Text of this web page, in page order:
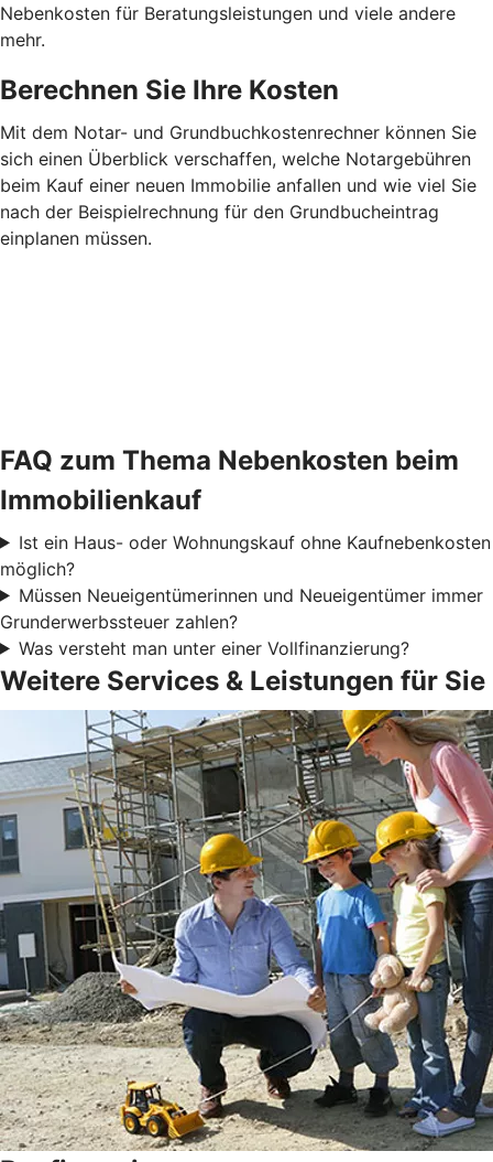
Nebenkosten für Beratungsleistungen und viele andere
mehr.
Berechnen Sie Ihre Kosten
Mit dem Notar- und Grundbuchkostenrechner können Sie
sich einen Überblick verschaffen, welche Notargebühren
beim Kauf einer neuen Immobilie anfallen und wie viel Sie
nach der Beispielrechnung für den Grundbucheintrag
einplanen müssen.
FAQ zum Thema Nebenkosten beim
Immobilienkauf
Ist ein Haus- oder Wohnungskauf ohne Kaufnebenkosten
möglich?
Müssen Neueigentümerinnen und Neueigentümer immer
Grunderwerbssteuer zahlen?
Was versteht man unter einer Vollfinanzierung?
Weitere Services & Leistungen für Sie